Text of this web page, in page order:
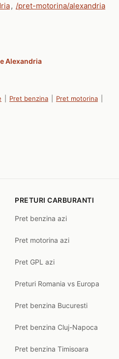
, /pret-motorina/alexandria
Alexandria
Pret benzina Pret motorina
PRETURI CARBURANTI
Pret benzina azi
Pret motorina azi
Pret GPL azi
Preturi Romania vs Europa
Pret benzina Bucuresti
Pret benzina Cluj-Napoca
Pret benzina Timisoara